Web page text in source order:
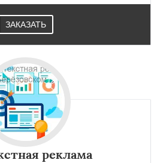
ЗАКАЗАТЬ
реклама